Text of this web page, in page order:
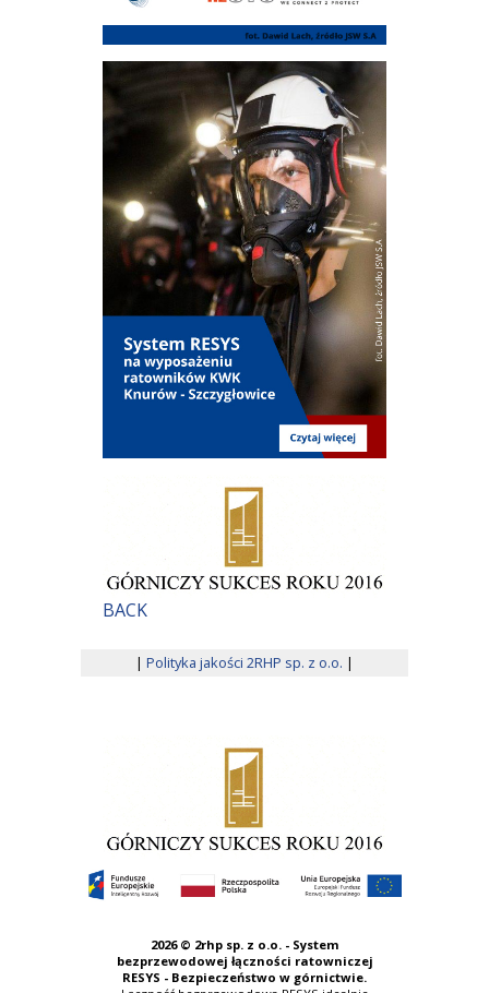
BACK
| Polityka jakości 2RHP sp. z o.o. |
2026 © 2rhp sp. z o.o. - System
bezprzewodowej łączności ratowniczej
RESYS - Bezpieczeństwo w górnictwie.